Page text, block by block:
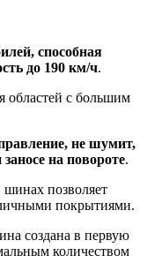
способная
до 190 км/ч.
областей с большим
не шумит,
на повороте.
шинах позволяет
покрытиями.
создана в первую
количеством